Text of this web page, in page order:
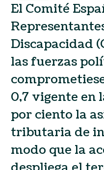
El Comité
Discapacidad
las fuerzas
0,7 vigente en
por ciento la
tributaria de
modo que la